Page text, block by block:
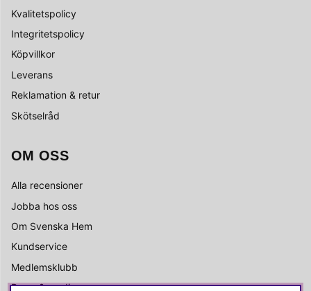
Kvalitetspolicy
Integritetspolicy
Köpvillkor
Leverans
Reklamation & retur
Skötselråd
OM OSS
Alla recensioner
Jobba hos oss
Om Svenska Hem
Kundservice
Medlemsklubb
Press & media